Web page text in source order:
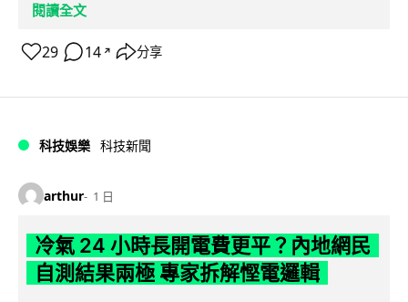
閱讀全文
29 14 ↗ 分享
科技娛樂 科技新聞
arthur 1 日
冷氣 24 小時長開電費更平？內地網民
自測結果兩極 專家拆解慳電邏輯